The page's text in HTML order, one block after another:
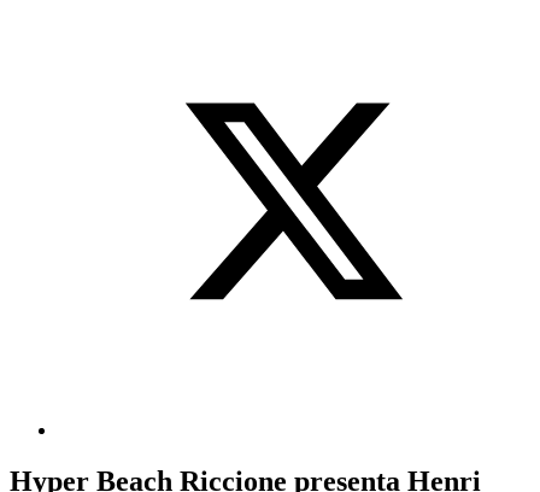
Hyper Beach Riccione presenta Henri